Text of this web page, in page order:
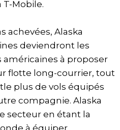
T-Mobile.
achevées, Alaska
deviendront les
à proposer
flotte long-courrier, tout
plus de vols équipés
compagnie. Alaska
secteur en étant la